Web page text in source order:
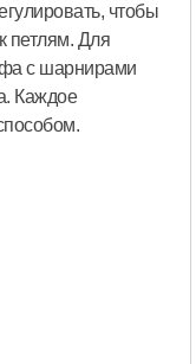
чтобы
петлям. Для
с шарнирами
Каждое